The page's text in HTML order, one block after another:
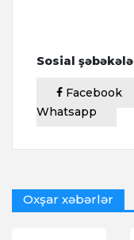
Sosial
Facebook
Whatsapp
Oxşar xəbərlər